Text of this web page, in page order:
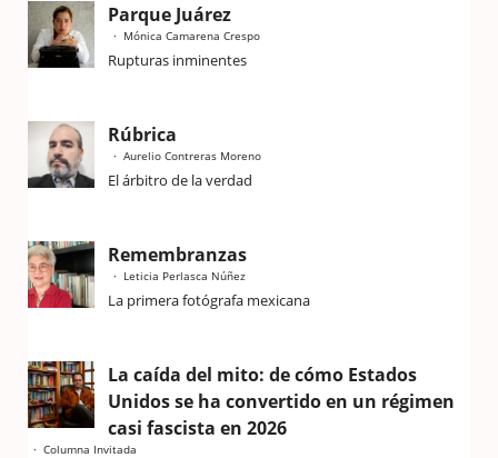
Parque Juárez
Mónica Camarena Crespo
Rupturas inminentes
Rúbrica
Aurelio Contreras Moreno
El árbitro de la verdad
Remembranzas
Leticia Perlasca Núñez
La primera fotógrafa mexicana
La caída del mito: de cómo Estados
Unidos se ha convertido en un régimen
casi fascista en 2026
Columna Invitada